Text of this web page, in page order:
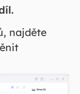
najděte